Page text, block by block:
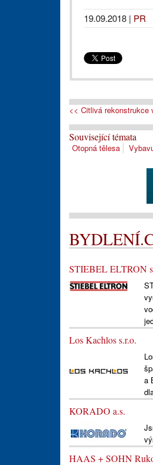
19.09.2018 | PR
<< Citlivá rekonstrukce
Související témata
Otopná tělesa
STIEBEL ELTRON
Los Kachlos s.r.o.
a
KORADO a.s.
HAAS + SOHN